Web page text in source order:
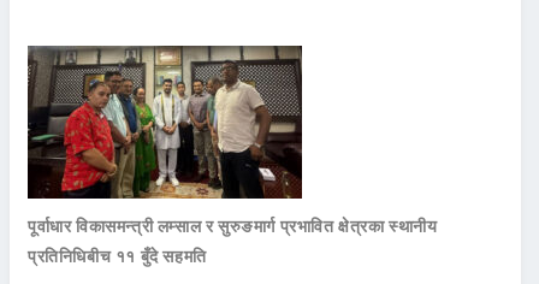
पूर्वाधार विकासमन्त्री लम्साल र सुरुङमार्ग प्रभावित क्षेत्रका स्थानीय
प्रतिनिधिबीच ११ बुँदे सहमति